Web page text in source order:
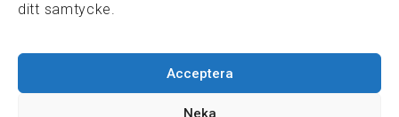
ditt samtycke.
Acceptera
Neka
Samarbeten